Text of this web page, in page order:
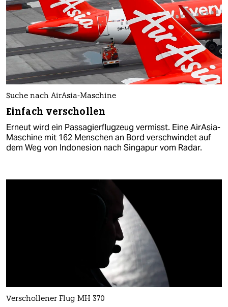
Suche nach AirAsia-Maschine
Einfach verschollen
Erneut wird ein Passagierflugzeug vermisst. Eine AirAsia-
Maschine mit 162 Menschen an Bord verschwindet auf
dem Weg von Indonesion nach Singapur vom Radar.
Verschollener Flug MH 370